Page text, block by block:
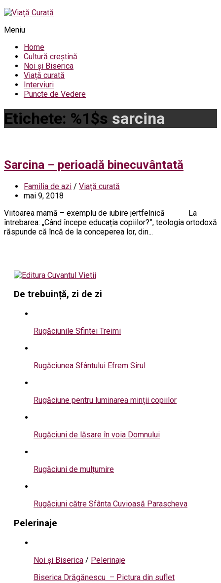
Meniu
Home
Cultură creștină
Noi și Biserica
Viață curată
Interviuri
Puncte de Vedere
Etichete: %1$s sarcina
Sarcina – perioadă binecuvântată
Familia de azi / Viață curată
mai 9, 2018
Viitoarea mamă – exemplu de iubire jertfelnică La
întrebarea: „Când începe educația copiilor?”, teologia ortodoxă
răspunde că încă de la conceperea lor, din...
De trebuință, zi de zi
Rugăciunile Sfintei Treimi
Rugăciunea Sfântului Efrem Sirul
Rugăciune pentru luminarea minții copiilor
Rugăciuni de lăsare în voia Domnului
Rugăciuni de mulțumire
Rugăciuni către Sfânta Cuvioasă Parascheva
Pelerinaje
Noi și Biserica / Pelerinaje
Biserica Drăgănescu – Pictura din suflet